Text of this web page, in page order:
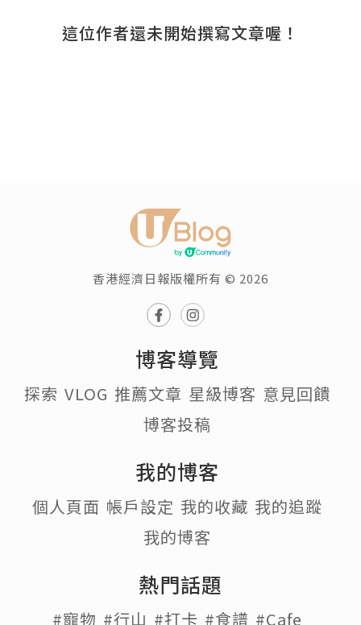
這位作者還未開始撰寫文章喔！
香港經濟日報版權所有 © 2026
博客導覽
探索 VLOG 推薦文章 星級博客 意見回饋
博客投稿
我的博客
個人頁面 帳戶設定 我的收藏 我的追蹤
我的博客
熱門話題
#寵物 #行山 #打卡 #食譜 #Cafe